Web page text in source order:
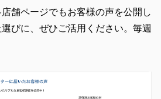
舗ページでもお客様の声を公開し
びに、ぜひご活用ください。毎週